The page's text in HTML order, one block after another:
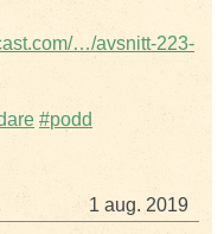
…/avsnitt-223-
#podd
1 aug. 2019